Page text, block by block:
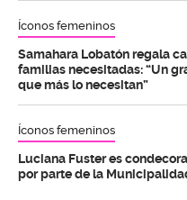
Íconos femeninos
Samahara Lobatón regala
familias necesitadas: “Un
que más lo necesitan”
Íconos femeninos
Luciana Fuster es
por parte de la